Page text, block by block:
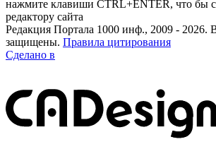
нажмите клавиши CTRL+ENTER, что бы
редактору сайта
Редакция Портала 1000 инф., 2009 - 2026.
защищены. Правила цитирования
Сделано в